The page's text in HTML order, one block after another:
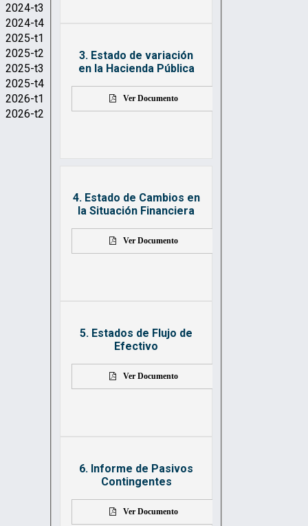
2024-t3
2024-t4
2025-t1
2025-t2
2025-t3
2025-t4
2026-t1
2026-t2
3. Estado de variación
en la Hacienda Pública
Ver Documento
4. Estado de Cambios en
la Situación Financiera
Ver Documento
5. Estados de Flujo de
Efectivo
Ver Documento
6. Informe de Pasivos
Contingentes
Ver Documento